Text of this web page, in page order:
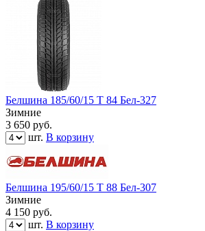
Белшина 185/60/15 T 84 Бел-327
Зимние
3 650 руб.
шт. В корзину
Белшина 195/60/15 T 88 Бел-307
Зимние
4 150 руб.
шт. В корзину